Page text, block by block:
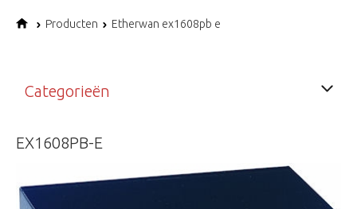
Producten Etherwan ex1608pb e
Categorieën
EX1608PB-E